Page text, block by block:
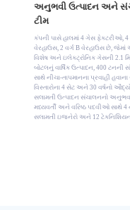
અનુભવી ઉત્પાદન અને
ટીમ
કંપની પાસે હાલમાં 4 ગેસ ફેક્ટરીઓ, 4
વેરહાઉસ, 2 વર્ગ B વેરહાઉસ છે, જેમાં
વિશેષ અને ઇલેક્ટ્રોનિક ગેસની 2.1
બોટલનું વાર્ષિક ઉત્પાદન, 400 ટનની
સાથે નીચા-તાપમાનના પ્રવાહી
વિસ્તારોના 4 સેટ અને 30 વર્ષનો
સલામતી ઉત્પાદન સંચાલનનો
મધ્યવર્તી અને વરિષ્ઠ પદવીઓ સાથે 4
સલામતી ઇજનેરો અને 12